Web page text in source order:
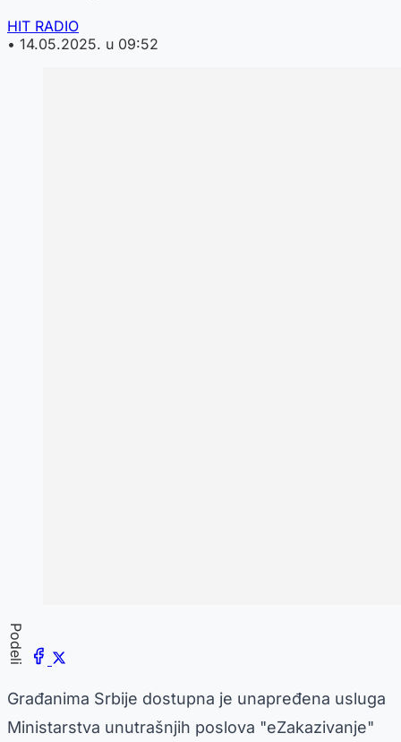
HIT RADIO
• 14.05.2025. u 09:52
Podeli
Građanima Srbije dostupna je unapređena usluga
Ministarstva unutrašnjih poslova "eZakazivanje"